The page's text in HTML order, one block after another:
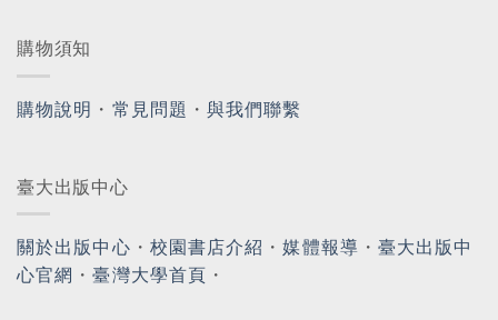
購物須知
購物說明 ・ 常見問題 ・與我們聯繫
臺大出版中心
關於出版中心 ・ 校園書店介紹 ・媒體報導 ・ 臺大出版中
心官網 ・臺灣大學首頁 ・